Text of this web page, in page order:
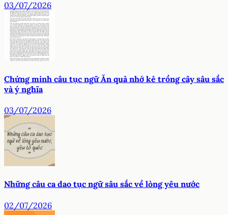
03/07/2026
Chứng minh câu tục ngữ Ăn quả nhớ kẻ trồng cây sâu sắc
và ý nghĩa
03/07/2026
Những câu ca dao tục ngữ sâu sắc về lòng yêu nước
02/07/2026